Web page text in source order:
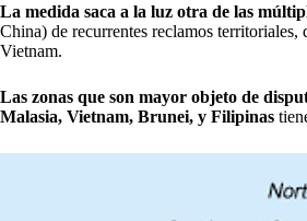
La medida saca a la luz otra de las
China) de recurrentes reclamos
Vietnam.
Las zonas que son mayor objeto de
Malasia, Vietnam, Brunei, y Filipinas